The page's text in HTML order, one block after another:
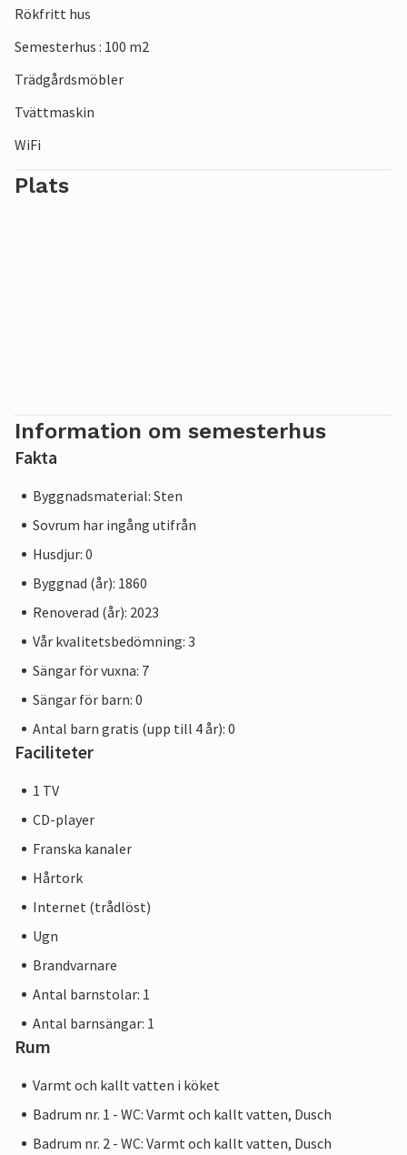
Rökfritt hus
Semesterhus : 100 m2
Trädgårdsmöbler
Tvättmaskin
WiFi
Plats
Information om semesterhus
Fakta
Byggnadsmaterial: Sten
Sovrum har ingång utifrån
Husdjur: 0
Byggnad (år): 1860
Renoverad (år): 2023
Vår kvalitetsbedömning: 3
Sängar för vuxna: 7
Sängar för barn: 0
Antal barn gratis (upp till 4 år): 0
Faciliteter
1 TV
CD-player
Franska kanaler
Hårtork
Internet (trådlöst)
Ugn
Brandvarnare
Antal barnstolar: 1
Antal barnsängar: 1
Rum
Varmt och kallt vatten i köket
Badrum nr. 1 - WC: Varmt och kallt vatten, Dusch
Badrum nr. 2 - WC: Varmt och kallt vatten, Dusch